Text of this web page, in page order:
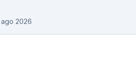
2026